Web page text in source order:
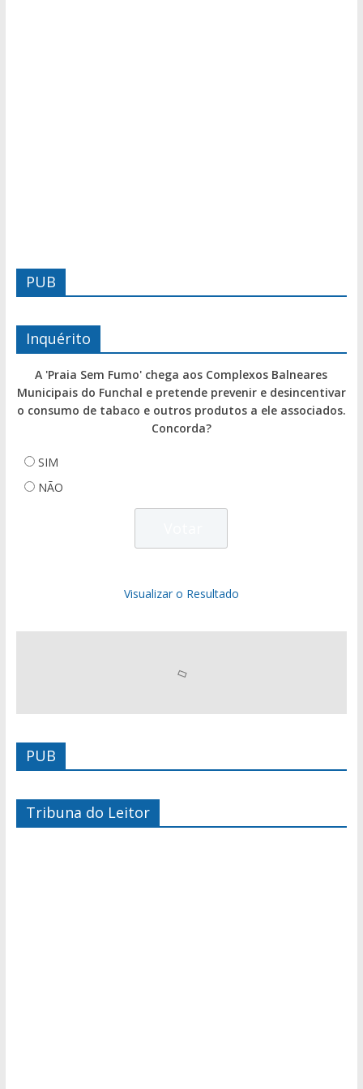
PUB
Inquérito
A 'Praia Sem Fumo' chega aos Complexos Balneares
Municipais do Funchal e pretende prevenir e desincentivar
o consumo de tabaco e outros produtos a ele associados.
Concorda?
SIM
NÃO
Visualizar o Resultado
PUB
Tribuna do Leitor